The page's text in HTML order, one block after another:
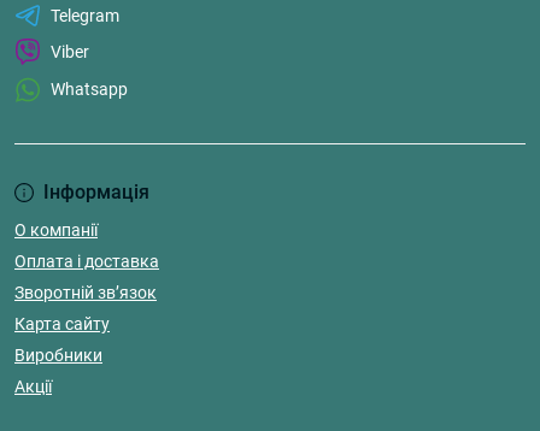
Інформація
О компанії
Оплата і доставка
Зворотній зв’язок
Карта сайту
Виробники
Акції
Telegram
Viber
Whatsapp